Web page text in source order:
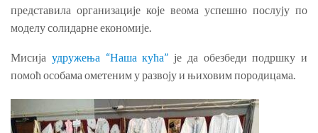
представила организације које веома успешно послују по
моделу солидарне економије.
Мисија удружења “Наша кућа” је да обезбеди подршку и
помоћ особама ометеним у развоју и њиховим породицама.